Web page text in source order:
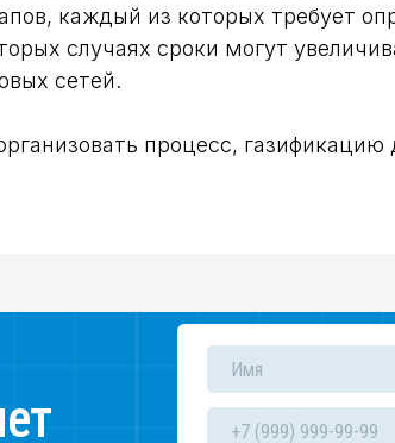
каждый из которых требует
случаях сроки могут
сетей.
процесс,